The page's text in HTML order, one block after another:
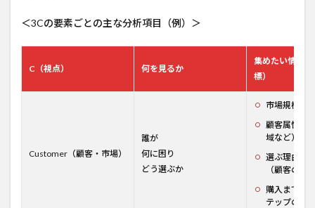
＜3Cの要素ごとの主な分析項目（例）＞
C（視点） 何を見るか
集めたい情報の
標）
Customer（顧客・市場）
誰が
何に困り
どう選ぶか
市場規模、
顧客属性（
域など）
選ぶ理由／
（顧客の声
購入までの
テップの離